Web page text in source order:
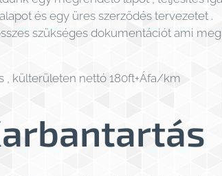
és egy üres szerződés tervezetet .
szükséges dokumentációt ami
, külterületen nettó 180ft+Áfa/km